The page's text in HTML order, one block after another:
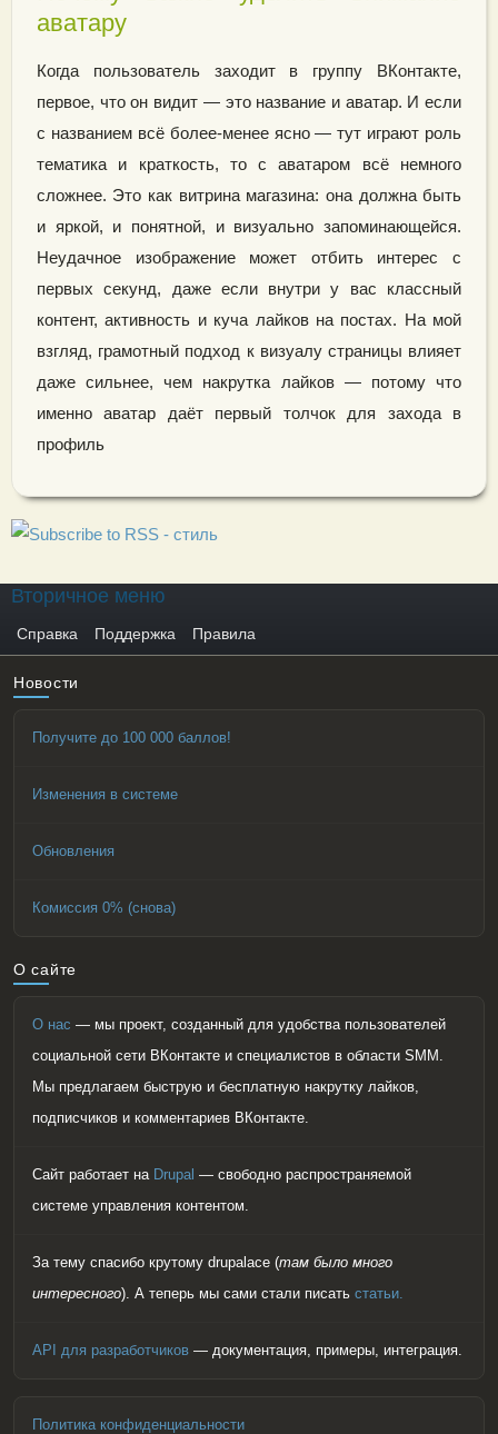
аватару
Когда пользователь заходит в группу ВКонтакте,
первое, что он видит — это название и аватар. И если
с названием всё более-менее ясно — тут играют роль
тематика и краткость, то с аватаром всё немного
сложнее. Это как витрина магазина: она должна быть
и яркой, и понятной, и визуально запоминающейся.
Неудачное изображение может отбить интерес с
первых секунд, даже если внутри у вас классный
контент, активность и куча лайков на постах. На мой
взгляд, грамотный подход к визуалу страницы влияет
даже сильнее, чем накрутка лайков — потому что
именно аватар даёт первый толчок для захода в
профиль
Вторичное меню
Справка Поддержка Правила
Новости
Получите до 100 000 баллов!
Изменения в системе
Обновления
Комиссия 0% (снова)
О сайте
О нас — мы проект, созданный для удобства пользователей
социальной сети ВКонтакте и специалистов в области SMM.
Мы предлагаем быструю и бесплатную накрутку лайков,
подписчиков и комментариев ВКонтакте.
Сайт работает на Drupal — свободно распространяемой
системе управления контентом.
За тему спасибо крутому drupalace (там было много
интересного). А теперь мы сами стали писать статьи.
API для разработчиков — документация, примеры, интеграция.
Политика конфиденциальности